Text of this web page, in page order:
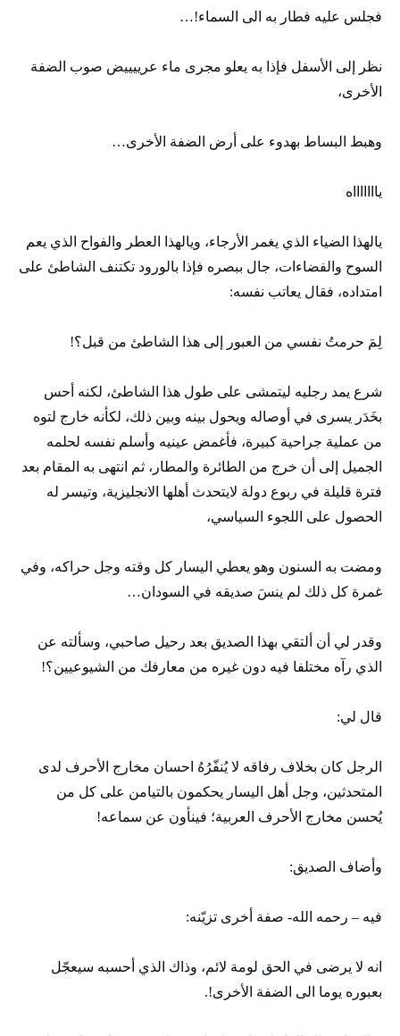
فجلس عليه فطار به الى السماء!…
نظر إلى الأسفل فإذا به يعلو مجرى ماء عرييييض صوب الضفة
الأخرى،
وهبط البساط بهدوء على أرض الضفة الأخرى…
ياااااااه
يالهذا الضياء الذي يغمر الأرجاء، ويالهذا العطر والفواح الذي يعم
السوح والفضاءات، جال ببصره فإذا بالورود تكتنف الشاطئ على
امتداده، فقال يعاتب نفسه:
لِمَ حرمتُ نفسي من العبور إلى هذا الشاطئ من قبل؟!
شرع يمد رجليه ليتمشى على طول هذا الشاطئ، لكنه أحس
بخَدَر يسرى في أوصاله ويحول بينه وبين ذلك، لكأنه خارج لتوه
من عملية جراحية كبيرة، فأغمض عينيه وأسلم نفسه لحلمه
الجميل إلى أن خرج من الطائرة والمطار، ثم انتهى به المقام بعد
فترة قليلة في ربوع دولة لايتحدث أهلها الانجليزية، وتيسر له
الحصول على اللجوء السياسي،
ومضت به السنون وهو يعطي اليسار كل وقته وجل حراكه، وفي
غمرة كل ذلك لم ينسَ صديقه في السودان…
وقدر لي أن ألتقي بهذا الصديق بعد رحيل صاحبي، وسألته عن
الذي رآه مختلفا فيه دون غيره من معارفك من الشيوعيين؟!
قال لي:
الرجل كان بخلاف رفاقه لا يُنفّرُهُ احسان مخارج الأحرف لدى
المتحدثين، وجل أهل اليسار يحكمون بالتيامن على كل من
يُحسن مخارج الأحرف العربية؛ فينأون عن سماعه!
وأضاف الصديق:
فيه – رحمه الله- صفة أخرى تزيّنه:
انه لا يرضى في الحق لومة لائم، وذاك الذي أحسبه سيعجّل
بعبوره يوما الى الضفة الأخرى!.